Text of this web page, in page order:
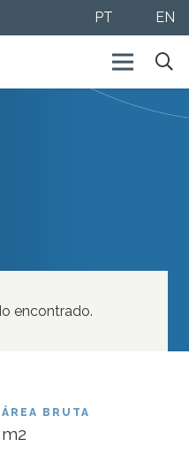
PT EN
encontrado.
ÁREA BRUTA
m2